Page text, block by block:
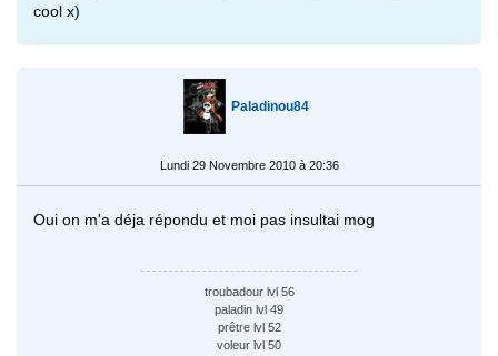
cool x)
Paladinou84
Lundi 29 Novembre 2010 à 20:36
Oui on m'a déja répondu et moi pas insultai mog
troubadour lvl 56
paladin lvl 49
prêtre lvl 52
voleur lvl 50